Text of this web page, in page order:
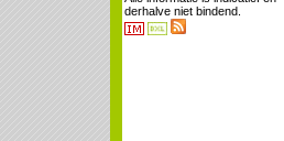
derhalve niet bindend.